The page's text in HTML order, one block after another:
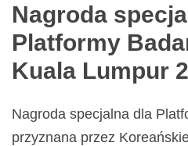
Nagroda
Platformy
Kuala Lumpur
Nagroda specjalna dla
przyznana przez